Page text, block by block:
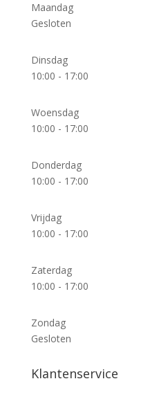
Maandag
Gesloten
Dinsdag
10:00 - 17:00
Woensdag
10:00 - 17:00
Donderdag
10:00 - 17:00
Vrijdag
10:00 - 17:00
Zaterdag
10:00 - 17:00
Zondag
Gesloten
Klantenservice